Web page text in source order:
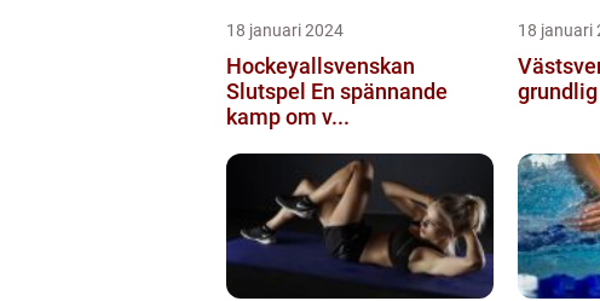
18 januari 2024
Hockeyallsvenskan
Slutspel En spännande
kamp om v...
18 januari